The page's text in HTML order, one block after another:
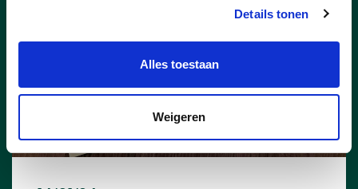
Details tonen
Alles toestaan
Weigeren